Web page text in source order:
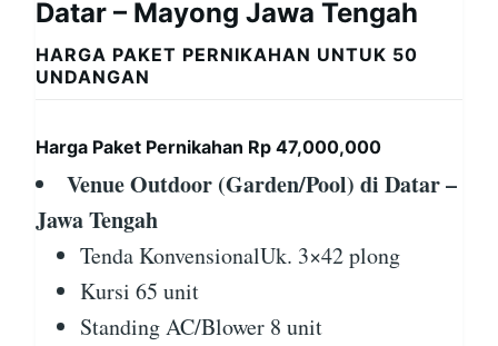
Datar – Mayong Jawa Tengah
HARGA PAKET PERNIKAHAN UNTUK 50
UNDANGAN
Harga Paket Pernikahan Rp 47,000,000
Venue Outdoor (Garden/Pool) di Datar –
Jawa Tengah
Tenda KonvensionalUk. 3×42 plong
Kursi 65 unit
Standing AC/Blower 8 unit